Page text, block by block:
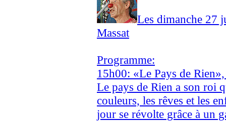
Les dimanche 27
Massat
Programme:
15h00: «Le Pays de
Le pays de Rien a son roi
couleurs, les rêves et les
jour se révolte grâce à un